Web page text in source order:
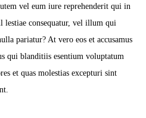
vel eum iure reprehenderit qui in
lestiae consequatur, vel illum qui
pariatur? At vero eos et accusamus
qui blanditiis esentium voluptatum
et quas molestias excepturi sint